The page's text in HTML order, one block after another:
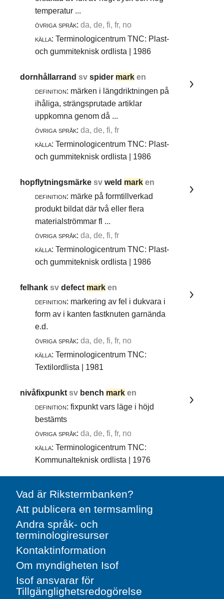
temperatur ...
övriga språk: da, de, fi, fr, no
källa: Terminologicentrum TNC: Plast-
och gummiteknisk ordlista | 1986
dornhållarrandsvspider mark en
definition: märken i längdriktningen på
ihåliga, strängsprutade artiklar
uppkomna genom då ...
övriga språk: da, de, fi, fr
källa: Terminologicentrum TNC: Plast-
och gummiteknisk ordlista | 1986
hopflytningsmärkesvweld mark en
definition: märke på formtillverkad
produkt bildat där två eller flera
materialströmmar fl ...
övriga språk: da, de, fi, fr
källa: Terminologicentrum TNC: Plast-
och gummiteknisk ordlista | 1986
felhanksvdefect mark en
definition: markering av fel i dukvara i
form av i kanten fastknuten garnända
e.d.
övriga språk: da, de, fi, fr, no
källa: Terminologicentrum TNC:
Textilordlista | 1981
nivåfixpunktsv bench mark en
definition: fixpunkt vars läge i höjd
bestämts
övriga språk: da, de, fi, fr, no
källa: Terminologicentrum TNC:
Kommunalteknisk ordlista | 1976
Vad är Rikstermbanken?
Att publicera en termsamling
Andra språk- och
terminologiresurser
Kontaktinformation
Om myndigheten Isof
Isof ansvarar för
Tillgänglighetsredogörelse